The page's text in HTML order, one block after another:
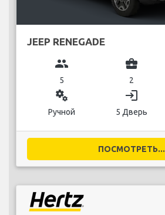
JEEP RENEGADE
group
5
business_center
2
miscellaneous_services
Ручной
login
5 Дверь
ПОСМОТРЕТЬ...